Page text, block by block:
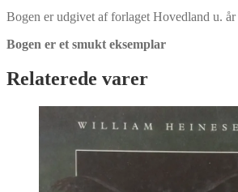
Bogen er udgivet af forlaget Hovedland u. år
Bogen er et smukt eksemplar
Relaterede varer